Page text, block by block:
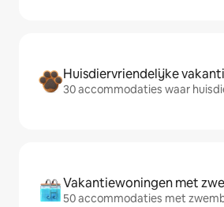
Huisdiervriendelijke
30 accommodaties waar
Vakantiewoningen met
50 accommodaties met